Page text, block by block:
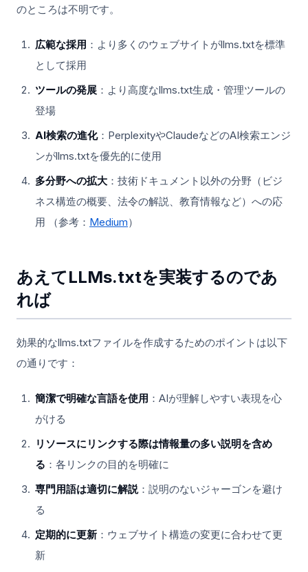
のところは不明です。
広範な採用 ：より多くのウェブサイトがllms.txtを標準
として採用
ツールの発展 ：より高度なllms.txt生成・管理ツールの
登場
AI検索の進化：PerplexityやClaudeなどのAI検索エンジ
ンがllms.txtを優先的に使用
多分野への拡大 ：技術ドキュメント以外の分野（ビジ
ネス構造の概要、法令の解説、教育情報など）への応
用 （参考： Medium）
あえてLLMs.txtを実装するのであ
れば
効果的なllms.txtファイルを作成するためのポイントは以下
の通りです：
簡潔で明確な言語を使用 ：AIが理解しやすい表現を心
がける
リソースにリンクする際は情報量の多い説明を含め
る ：各リンクの目的を明確に
専門用語は適切に解説：説明のないジャーゴンを避け
る
定期的に更新 ：ウェブサイト構造の変更に合わせて更
新